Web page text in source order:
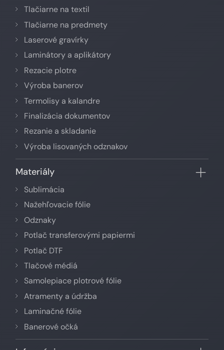
Tlačiarne na textil
Tlačiarne na predmety
Laserové gravírky
Laminátory a aplikátory
Rezacie plotre
Výroba banerov
Termolisy a kalandre
Finalizácia dokumentov
Rezanie a skladanie
Výroba lisovaných odznakov
Materiály
Sublimácia
Nažehľovacie fólie
Odznaky
Potlač transferovými papiermi
Potlač DTF
Tlačové médiá
Samolepiace plotrové fólie
Atramenty a údržba
Laminačné fólie
Banerové očká